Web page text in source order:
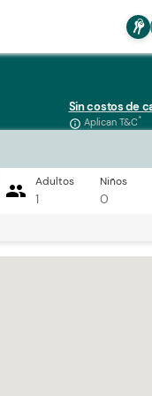
Sin costos de
info_outline Aplican T&C*
people Adultos
1
Niños
0